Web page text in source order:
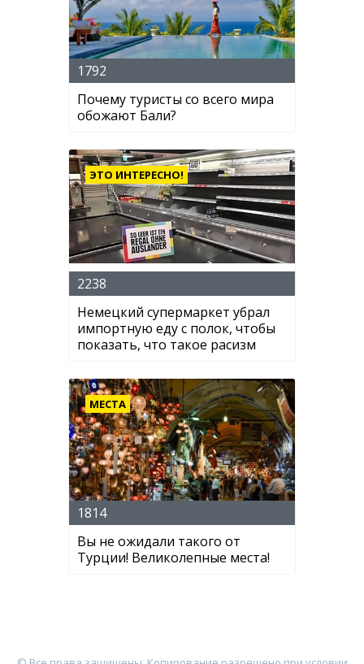
1792
Почему туристы со всего мира
обожают Бали?
ЭТО ИНТЕРЕСНО!
2238
Немецкий супермаркет убрал
импортную еду с полок, чтобы
показать, что такое расизм
МЕСТА
1814
Вы не ожидали такого от
Турции! Великолепные места!